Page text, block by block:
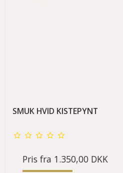
SMUK HVID KISTEPYNT
Pris fra 1.350,00 DKK